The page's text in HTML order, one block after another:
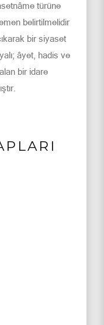
türüne
belirtilmelidir
bir siyaset
âyet, hadis ve
bir idare